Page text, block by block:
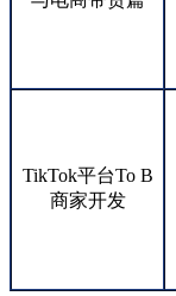
TikTok平台To B
商家开发